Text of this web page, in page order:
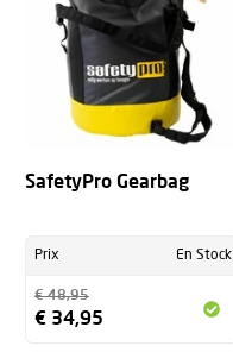
SafetyPro Gearbag
Prix En Stock
€ 48,95
€ 34,95